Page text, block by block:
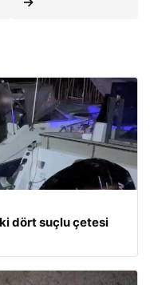
dört suçlu çetesi